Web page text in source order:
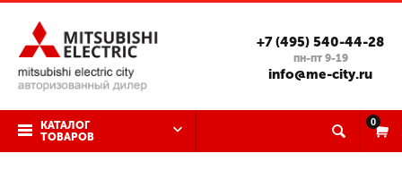
+7 (495) 540-44-28
пн-пт 9-19
info@me-city.ru
КАТАЛОГ
ТОВАРОВ
0